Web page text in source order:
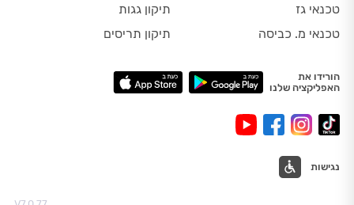
טכנאי גז
טכנאי מ. כביסה
תיקון גגות
תיקון תריסים
הורידו את
האפליקציה שלנו
נגישות